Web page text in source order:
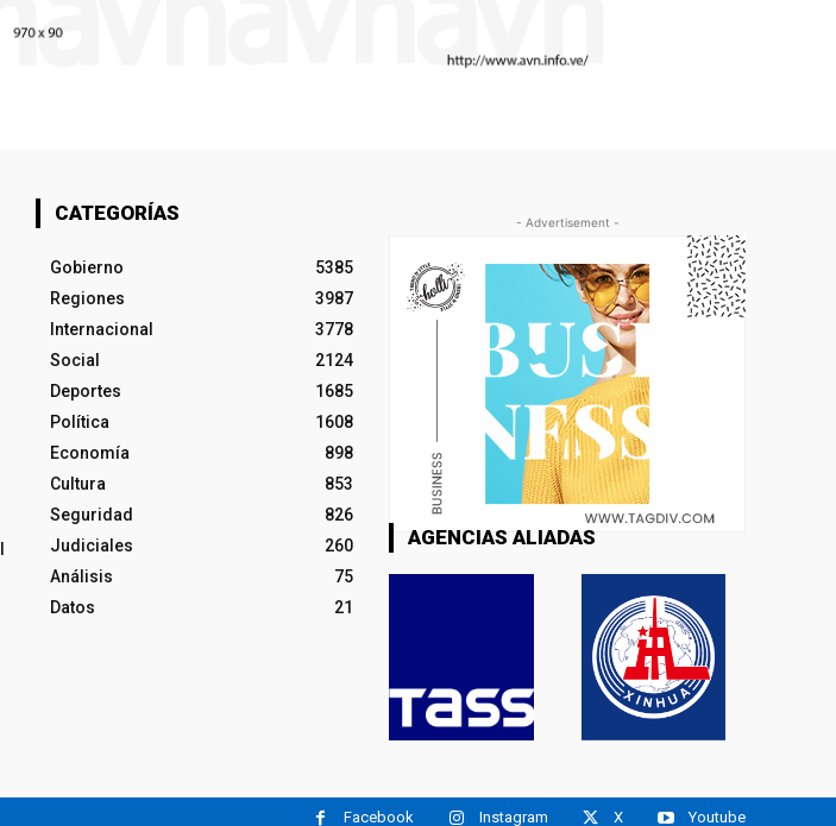
CATEGORÍAS
Gobierno
5385
Regiones
3987
Internacional
3778
Social
2124
Deportes
1685
Política
1608
Economía
898
Cultura
853
Seguridad
826
Judiciales
260
Análisis
75
Datos
21
- Advertisement -
AGENCIAS ALIADAS
Facebook Instagram X Youtube